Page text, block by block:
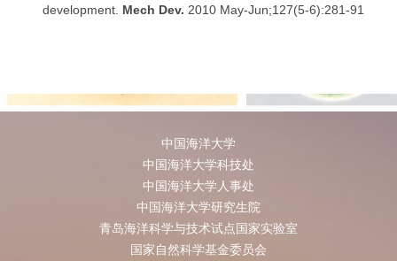
development. Mech Dev. 2010 May-Jun;127(5-6):281-91
中国海洋大学
中国海洋大学科技处
中国海洋大学人事处
中国海洋大学研究生院
青岛海洋科学与技术试点国家实验室
国家自然科学基金委员会